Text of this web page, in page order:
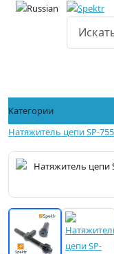
Категории
Натяжитель цепи SP-